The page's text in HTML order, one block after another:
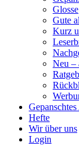
Glosse
Gute
Kurz
Neu –
Hefte
Wir über uns
Login